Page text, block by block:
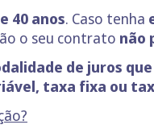
40 anos. Caso tenha
o seu contrato não
de juros
taxa fixa ou